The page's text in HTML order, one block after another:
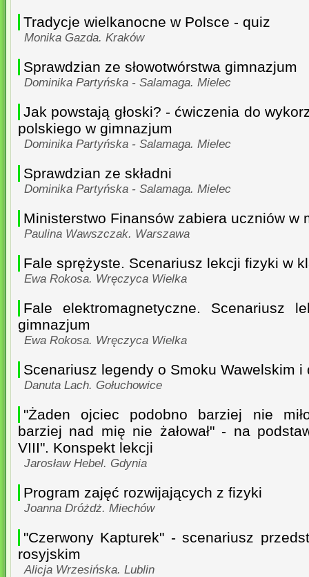
Tradycje wielkanocne w Polsce - quiz
Monika Gazda. Kraków
Sprawdzian ze słowotwórstwa gimnazjum
Dominika Partyńska - Salamaga. Mielec
Jak powstają głoski? - ćwiczenia do
polskiego w gimnazjum
Dominika Partyńska - Salamaga. Mielec
Sprawdzian ze składni
Dominika Partyńska - Salamaga. Mielec
Ministerstwo Finansów zabiera uczniów w
Paulina Wawszczak. Warszawa
Fale sprężyste. Scenariusz lekcji fizyki w
Ewa Rokosa. Wręczyca Wielka
Fale elektromagnetyczne. Scenariusz
gimnazjum
Ewa Rokosa. Wręczyca Wielka
Scenariusz legendy o Smoku Wawelskim i
Danuta Lach. Gołuchowice
"Żaden ojciec podobno barziej nie
barziej nad mię nie żałował" - na
VIII". Konspekt lekcji
Jarosław Hebel. Gdynia
Program zajęć rozwijających z fizyki
Joanna Dróżdż. Miechów
"Czerwony Kapturek" - scenariusz
rosyjskim
Alicja Wrzesińska. Lublin